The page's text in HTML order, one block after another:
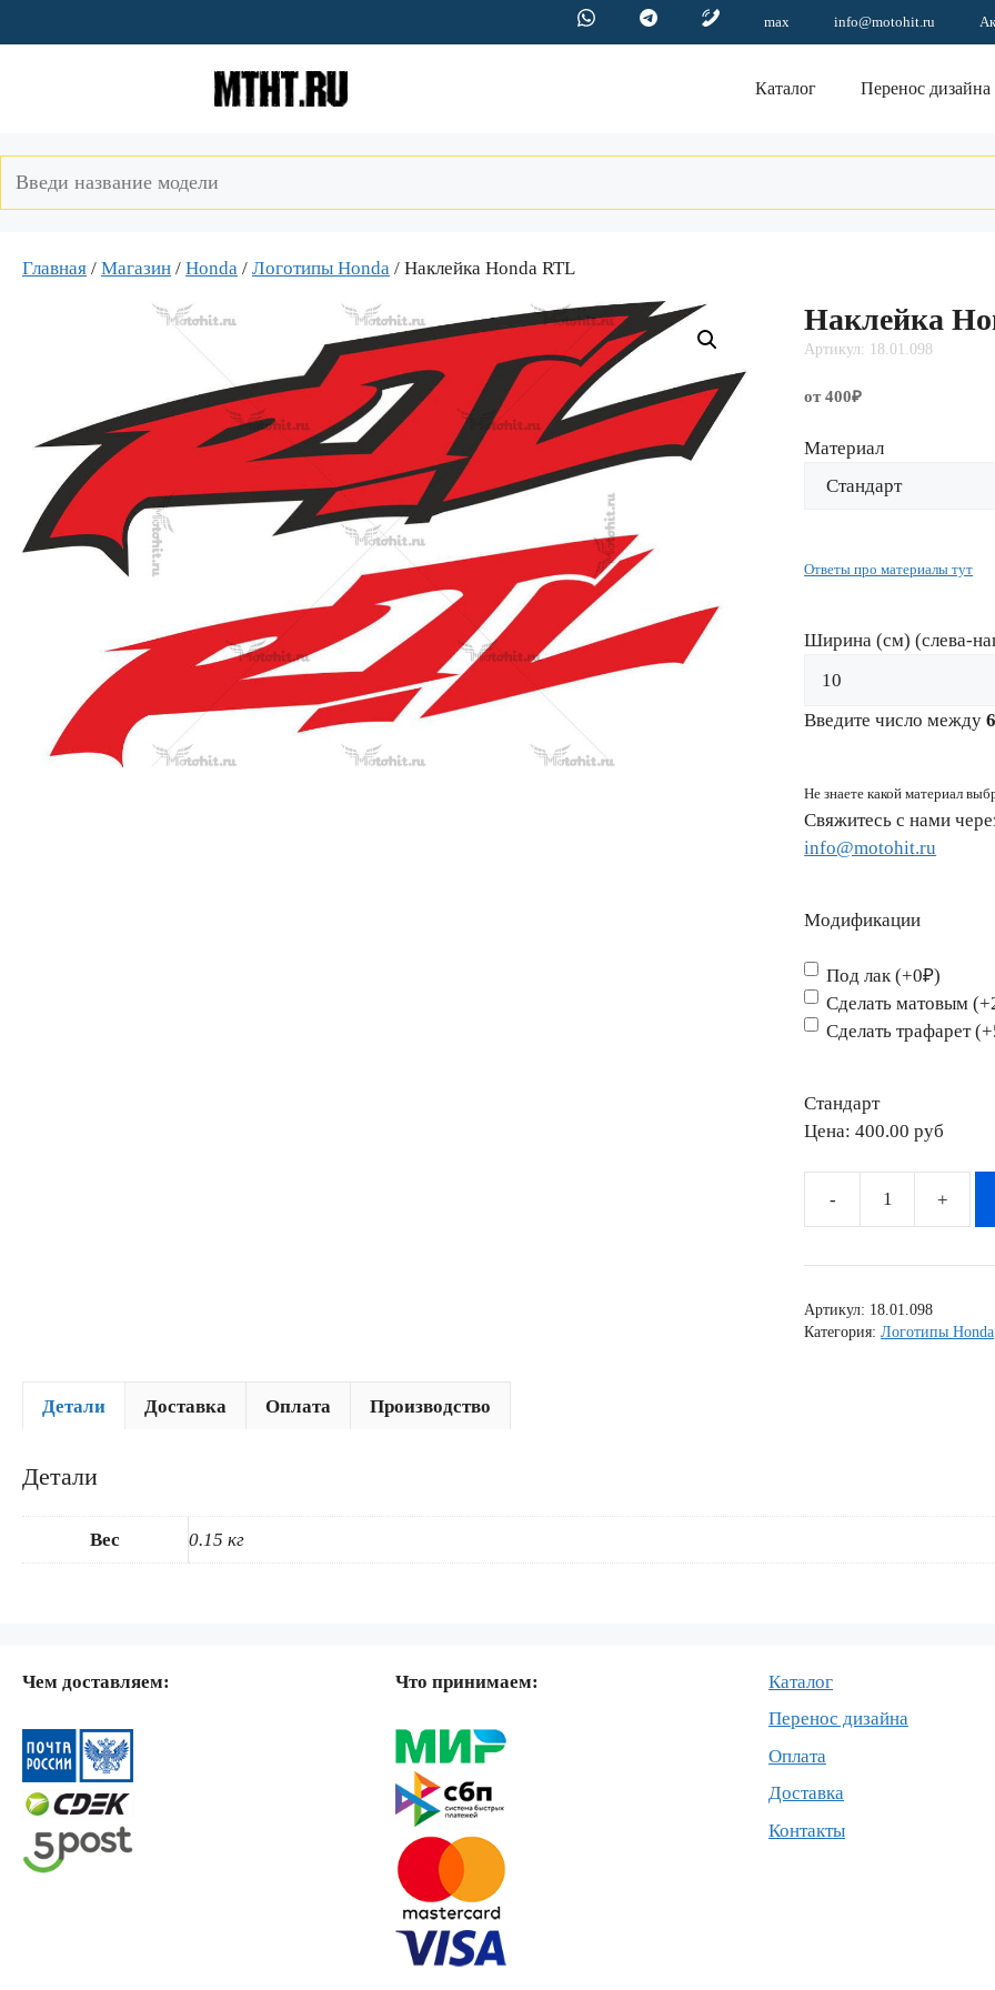
к
max info@motohit.ru
Каталог Перенос дизайна
Главная / Магазин / Honda / Логотипы Honda / Наклейка Honda RTL
Наклейка
Артикул: 18.01.098
от 400₽
Материал
Ответы про материалы тут
Ширина (см) (слева-
Введите число между6
Не знаете какой материал
Свяжитесь с нами
info@motohit.ru
Модификации
Под лак (+0₽)
Сделать матовым
Сделать трафарет
Стандарт
Цена: 400.00 pyб
Количество
Наклейка
RTL
Артикул: 18.01.098
Категория:Логотипы Honda
Детали Доставка Оплата Производство
Детали
Вес 0.15 кг
Чем доставляем: Что принимаем:
Каталог
Перенос дизайна
Оплата
Доставка
Контакты